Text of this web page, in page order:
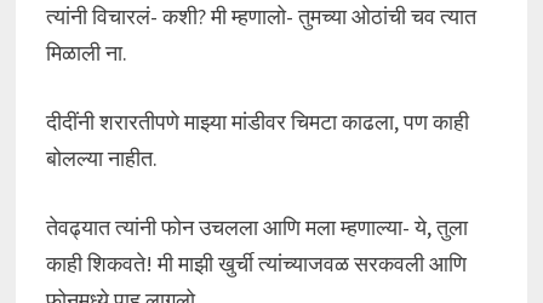
त्यांनी विचारलं- कशी? मी म्हणालो- तुमच्या ओठांची चव त्यात
मिळाली ना.
दीदींनी शरारतीपणे माझ्या मांडीवर चिमटा काढला, पण काही
बोलल्या नाहीत.
तेवढ्यात त्यांनी फोन उचलला आणि मला म्हणाल्या- ये, तुला
काही शिकवते! मी माझी खुर्ची त्यांच्याजवळ सरकवली आणि